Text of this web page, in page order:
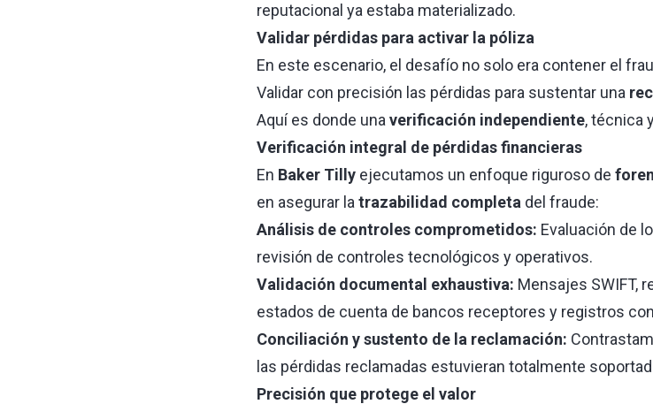
reputacional ya estaba materializado.
Validar pérdidas para activar la póliza
En este escenario, el desafío no solo era contener el
Validar con precisión las pérdidas para sustentar una
Aquí es donde una verificación independiente, técnica
Verificación integral de pérdidas financieras
En Baker Tillyejecutamos un enfoque riguroso de
en asegurar la trazabilidad completa del fraude:
Análisis de controles comprometidos: Evaluación de
revisión de controles tecnológicos y operativos.
Validación documental exhaustiva: Mensajes SWIFT,
estados de cuenta de bancos receptores y registros
Conciliación y sustento de la reclamación:
las pérdidas reclamadas estuvieran totalmente
Precisión que protege el valor